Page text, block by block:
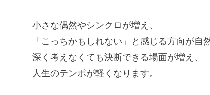
小さな偶然やシンクロが増え、
「こっちかもしれない」と感じる方向が自
深く考えなくても決断できる場面が増え、
人生のテンポが軽くなります。